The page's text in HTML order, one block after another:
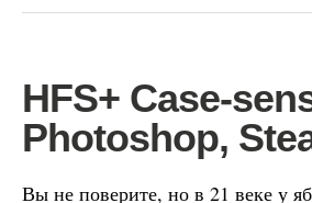
HFS+ Case-
Photoshop,
Вы не поверите, но в 21 веке у